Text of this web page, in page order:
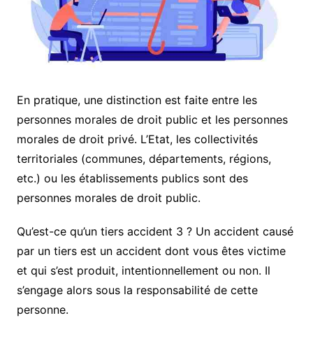
En pratique, une distinction est faite entre les
personnes morales de droit public et les personnes
morales de droit privé. L’Etat, les collectivités
territoriales (communes, départements, régions,
etc.) ou les établissements publics sont des
personnes morales de droit public.
Qu’est-ce qu’un tiers accident 3 ? Un accident causé
par un tiers est un accident dont vous êtes victime
et qui s’est produit, intentionnellement ou non. Il
s’engage alors sous la responsabilité de cette
personne.